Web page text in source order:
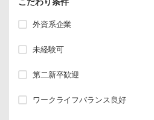
外資系企業
未経験可
第二新卒歓迎
ワークライフバランス良好